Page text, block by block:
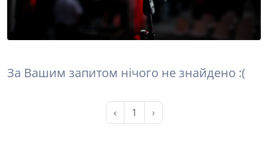
За Вашим запитом нічого не знайдено :(
‹ 1 ›